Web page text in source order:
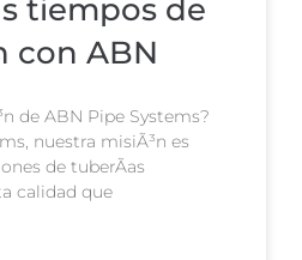
tiempos de
con ABN
de ABN Pipe Systems?
nuestra misiÃ³n es
de tuberÃ­as
calidad que